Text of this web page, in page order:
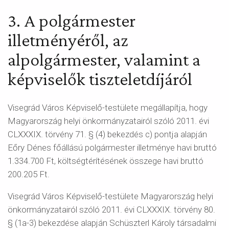
3. A polgármester
illetményéről, az
alpolgármester, valamint a
képviselők tiszteletdíjáról
Visegrád Város Képviselő-testülete megállapítja, hogy
Magyarország helyi önkormányzatairól szóló 2011. évi
CLXXXIX. törvény 71. § (4) bekezdés c) pontja alapján
Eőry Dénes főállású polgármester illetménye havi bruttó
1.334.700 Ft, költségtérítésének összege havi bruttó
200.205 Ft.
Visegrád Város Képviselő-testülete Magyarország helyi
önkormányzatairól szóló 2011. évi CLXXXIX. törvény 80.
§ (1a-3) bekezdése alapján Schüszterl Károly társadalmi